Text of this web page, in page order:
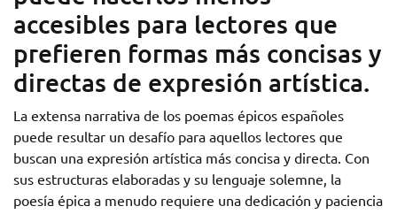
accesibles para lectores que
prefieren formas más concisas y
directas de expresión artística.
La extensa narrativa de los poemas épicos españoles
puede resultar un desafío para aquellos lectores que
buscan una expresión artística más concisa y directa. Con
sus estructuras elaboradas y su lenguaje solemne, la
poesía épica a menudo requiere una dedicación y paciencia